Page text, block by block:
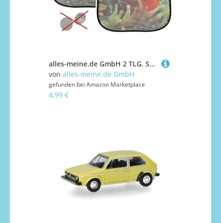
alles-meine.de GmbH 2 TLG. Set Sonnenschutz Fisch - hällt OHNE Saugnapf - für Seitenscheibe Sonnenblende für Kinder Auto Baby Seitenfenster Clownfisch
von alles-meine.de GmbH
gefunden bei Amazon Marketplace
4,99 €